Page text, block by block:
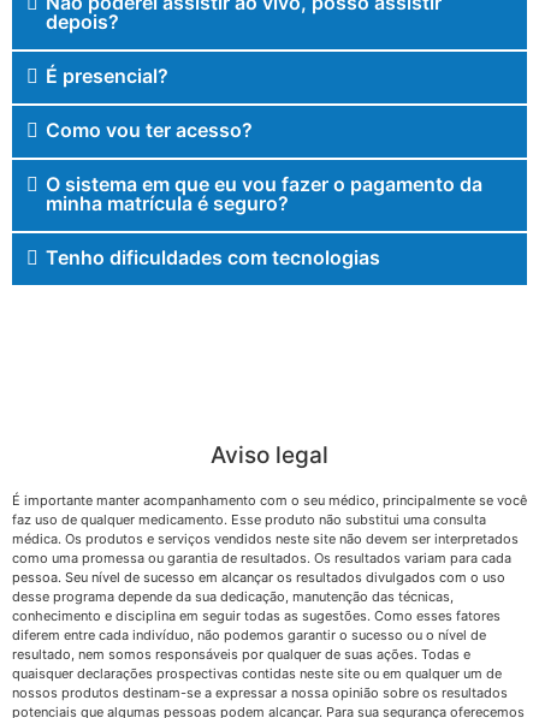
depois?
É presencial?
Como vou ter acesso?
O sistema em que eu vou fazer o pagamento da
minha matrícula é seguro?
Tenho dificuldades com tecnologias
Aviso legal
É importante manter acompanhamento com o seu médico, principalmente se você
faz uso de qualquer medicamento. Esse produto não substitui uma consulta
médica. Os produtos e serviços vendidos neste site não devem ser interpretados
como uma promessa ou garantia de resultados. Os resultados variam para cada
pessoa. Seu nível de sucesso em alcançar os resultados divulgados com o uso
desse programa depende da sua dedicação, manutenção das técnicas,
conhecimento e disciplina em seguir todas as sugestões. Como esses fatores
diferem entre cada indivíduo, não podemos garantir o sucesso ou o nível de
resultado, nem somos responsáveis por qualquer de suas ações. Todas e
quaisquer declarações prospectivas contidas neste site ou em qualquer um de
nossos produtos destinam-se a expressar a nossa opinião sobre os resultados
potenciais que algumas pessoas podem alcançar. Para sua segurança oferecemos